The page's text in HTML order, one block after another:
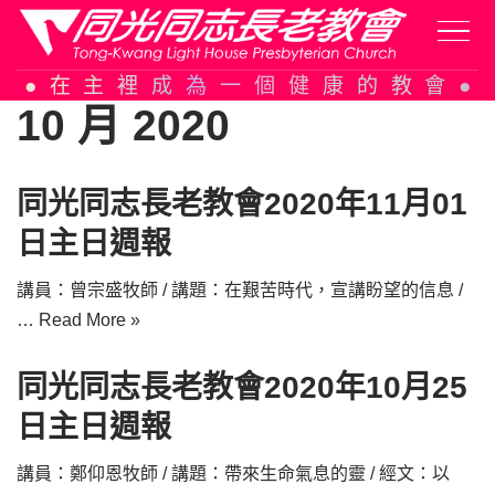
Skip
to
content
在主裡成為一個健康的教會
10 月 2020
同光同志長老教會2020年11月01
日主日週報
講員：曾宗盛牧師 / 講題：在艱苦時代，宣講盼望的信息 /
… Read More »
同光同志長老教會2020年10月25
日主日週報
講員：鄭仰恩牧師 / 講題：帶來生命氣息的靈 / 經文：以